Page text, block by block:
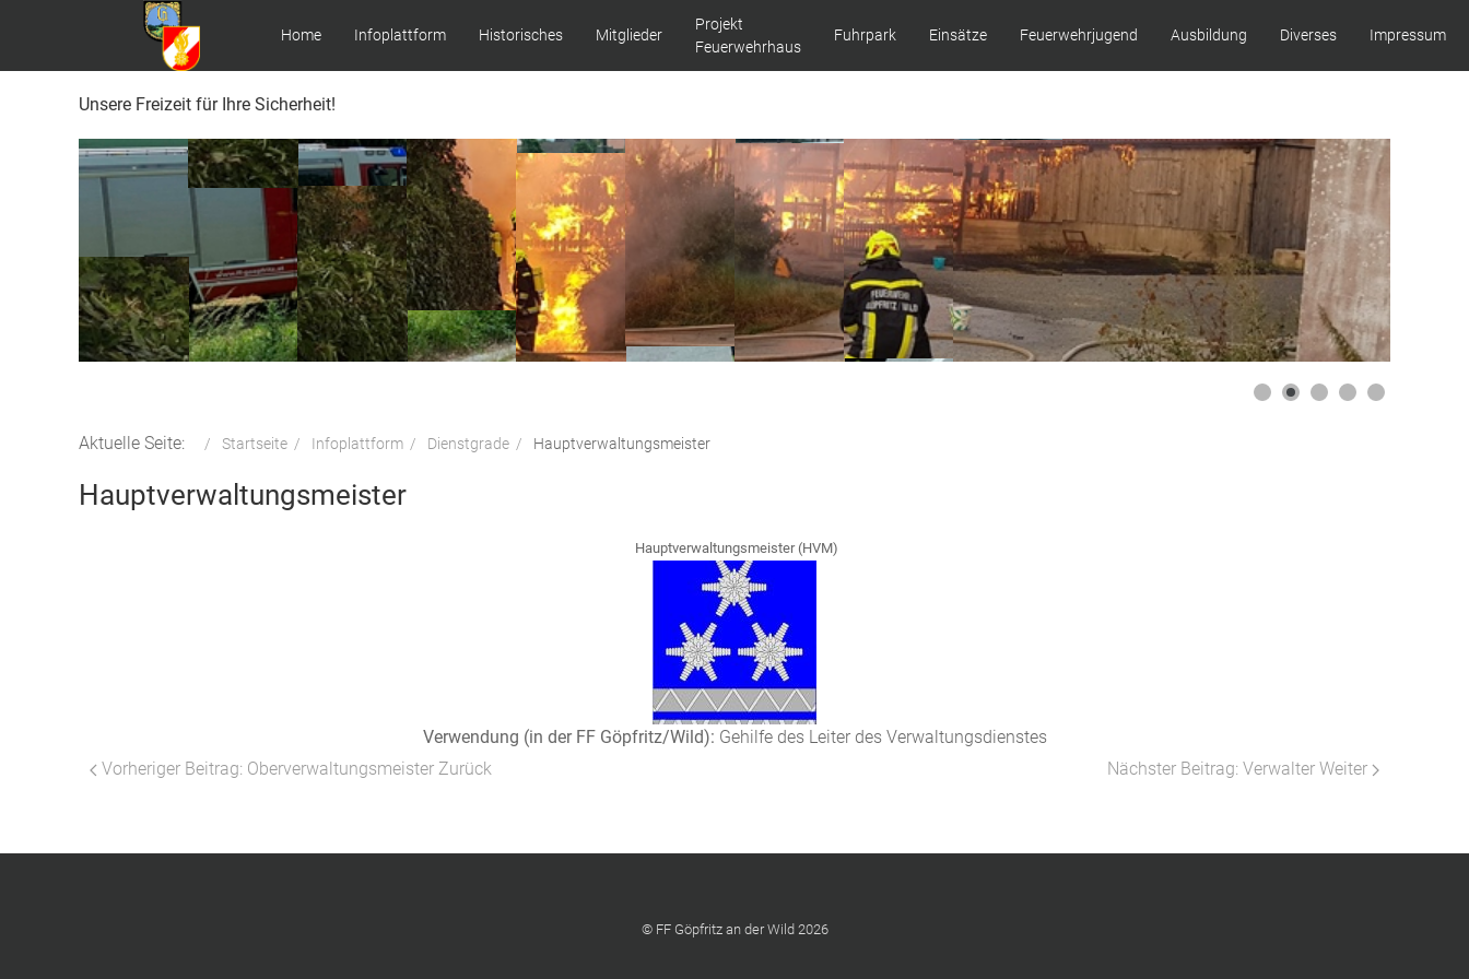
Home Infoplattform Historisches Mitglieder
Projekt
Feuerwehrhaus
Fuhrpark Einsätze Feuerwehrjugend Ausbildung Diverses Impressum
Unsere Freizeit für Ihre Sicherheit!
Aktuelle Seite: Startseite Infoplattform Dienstgrade Hauptverwaltungsmeister
Hauptverwaltungsmeister
Hauptverwaltungsmeister (HVM)
Verwendung (in der FF Göpfritz/Wild): Gehilfe des Leiter des Verwaltungsdienstes
Vorheriger Beitrag: Oberverwaltungsmeister Zurück Nächster Beitrag: Verwalter Weiter
© FF Göpfritz an der Wild 2026